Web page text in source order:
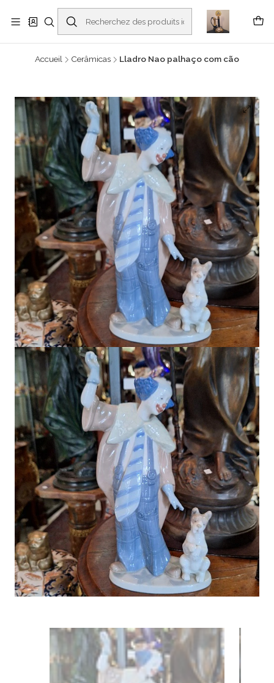
Buscantiguidades - Leilões. Colecionismo e antiguidades em Viana do
Castelo -
En savoir plus
Accueil Cerâmicas Lladro Nao palhaço com cão